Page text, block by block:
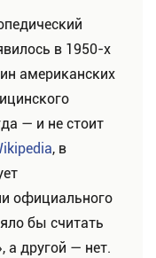
в 1950-х
американских
— и не стоит
, в
официального
бы считать
а другой — нет.